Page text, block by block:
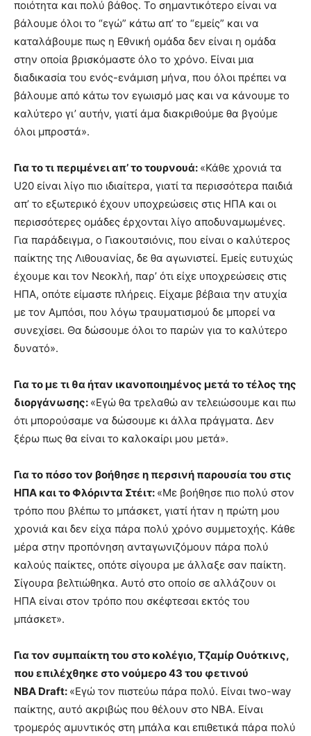
ποιότητα και πολύ βάθος. Το σημαντικότερο είναι να
βάλουμε όλοι το “εγώ” κάτω απ’ το “εμείς” και να
καταλάβουμε πως η Εθνική ομάδα δεν είναι η ομάδα
στην οποία βρισκόμαστε όλο το χρόνο. Είναι μια
διαδικασία του ενός-ενάμιση μήνα, που όλοι πρέπει να
βάλουμε από κάτω τον εγωισμό μας και να κάνουμε το
καλύτερο γι’ αυτήν, γιατί άμα διακριθούμε θα βγούμε
όλοι μπροστά».
Για το τι περιμένει απ’ το τουρνουά: «Κάθε χρονιά τα
U20 είναι λίγο πιο ιδιαίτερα, γιατί τα περισσότερα παιδιά
απ’ το εξωτερικό έχουν υποχρεώσεις στις ΗΠΑ και οι
περισσότερες ομάδες έρχονται λίγο αποδυναμωμένες.
Για παράδειγμα, ο Γιακουτσιόνις, που είναι ο καλύτερος
παίκτης της Λιθουανίας, δε θα αγωνιστεί. Εμείς ευτυχώς
έχουμε και τον Νεοκλή, παρ’ ότι είχε υποχρεώσεις στις
ΗΠΑ, οπότε είμαστε πλήρεις. Είχαμε βέβαια την ατυχία
με τον Αμπόσι, που λόγω τραυματισμού δε μπορεί να
συνεχίσει. Θα δώσουμε όλοι το παρών για το καλύτερο
δυνατό».
Για το με τι θα ήταν ικανοποιημένος μετά το τέλος της
διοργάνωσης: «Εγώ θα τρελαθώ αν τελειώσουμε και πω
ότι μπορούσαμε να δώσουμε κι άλλα πράγματα. Δεν
ξέρω πως θα είναι το καλοκαίρι μου μετά».
Για το πόσο τον βοήθησε η περσινή παρουσία του στις
ΗΠΑ και το Φλόριντα Στέιτ: «Με βοήθησε πιο πολύ στον
τρόπο που βλέπω το μπάσκετ, γιατί ήταν η πρώτη μου
χρονιά και δεν είχα πάρα πολύ χρόνο συμμετοχής. Κάθε
μέρα στην προπόνηση ανταγωνιζόμουν πάρα πολύ
καλούς παίκτες, οπότε σίγουρα με άλλαξε σαν παίκτη.
Σίγουρα βελτιώθηκα. Αυτό στο οποίο σε αλλάζουν οι
ΗΠΑ είναι στον τρόπο που σκέφτεσαι εκτός του
μπάσκετ».
Για τον συμπαίκτη του στο κολέγιο, Τζαμίρ Ουότκινς,
που επιλέχθηκε στο νούμερο 43 του φετινού
ΝΒΑ Draft: «Εγώ τον πιστεύω πάρα πολύ. Είναι two-way
παίκτης, αυτό ακριβώς που θέλουν στο ΝΒΑ. Είναι
τρομερός αμυντικός στη μπάλα και επιθετικά πάρα πολύ